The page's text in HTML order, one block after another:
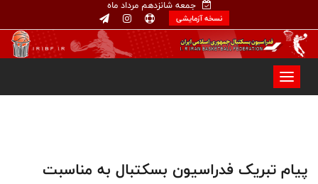
جمعه شانزدهم مرداد ماه
نسخه آزمایشی
پیام تبریک فدراسیون بسکتبال به مناسبت